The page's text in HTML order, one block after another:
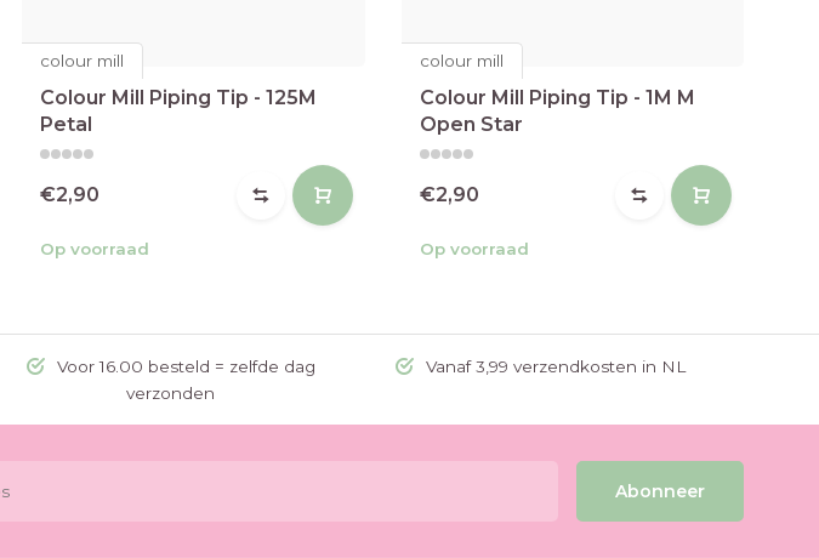
colour mill
Colour Mill Piping Tip - 125M
Petal
€2,90
Op voorraad
colour mill
Colour Mill Piping Tip - 1M M
Open Star
€2,90
Op voorraad
Voor 16.00 besteld = zelfde dag
verzonden
Vanaf 3,99 verzendkosten in NL
Abonneer